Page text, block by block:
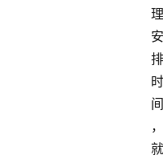
理
安
排
时
间
，
就